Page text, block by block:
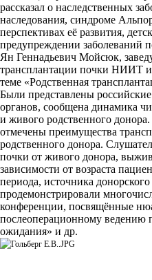
рассказал о наследственных
наследования, синдроме
перспективах её развития,
предупреждении заболеваний
Ян Геннадьевич Мойсюк,
трансплантации почки НИИТ
теме «Родственная
Были представлены
органов, сообщена динамика
и живого родственного
отмечены преимущества
родственного донора.
почки от живого донора,
зависимости от возраста
периода, источника
продемонстрировали
конференции, посвящённые
послеоперационному ведению
ожидания» и др.